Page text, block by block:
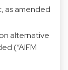
as amended
alternative
(“AIFM